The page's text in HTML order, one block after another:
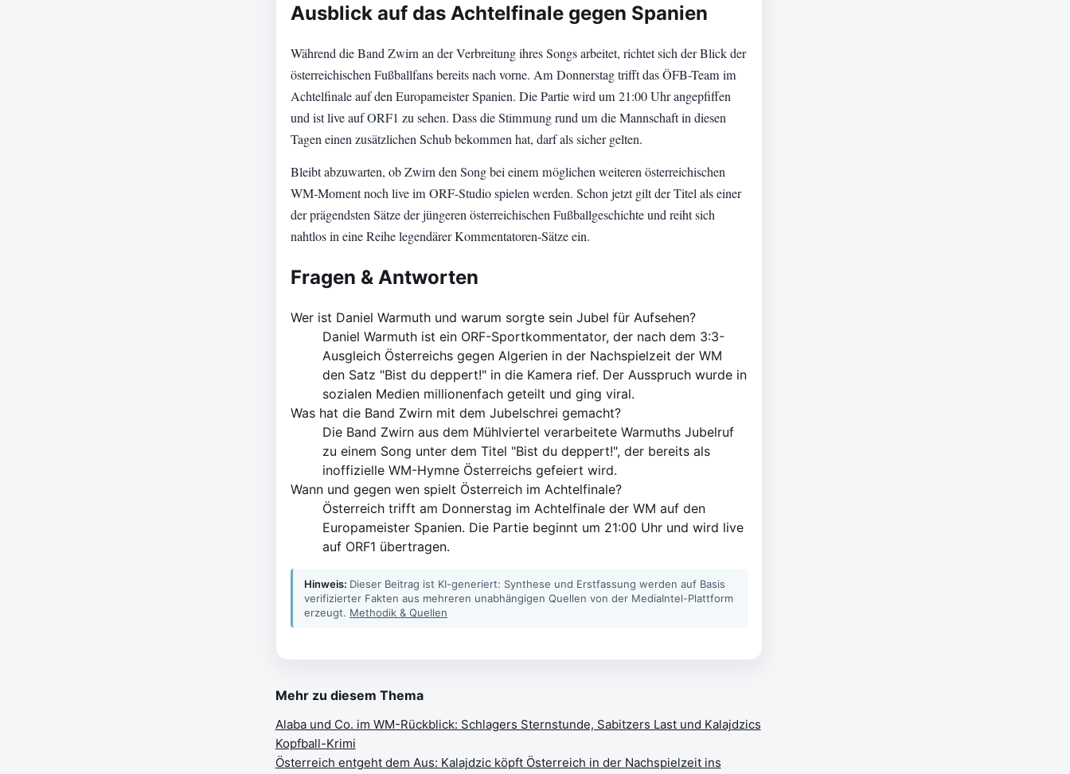
Ausblick auf das Achtelfinale gegen Spanien
Während die Band Zwirn an der Verbreitung ihres Songs arbeitet, richtet sich der Blick der
österreichischen Fußballfans bereits nach vorne. Am Donnerstag trifft das ÖFB-Team im
Achtelfinale auf den Europameister Spanien. Die Partie wird um 21:00 Uhr angepfiffen
und ist live auf ORF1 zu sehen. Dass die Stimmung rund um die Mannschaft in diesen
Tagen einen zusätzlichen Schub bekommen hat, darf als sicher gelten.
Bleibt abzuwarten, ob Zwirn den Song bei einem möglichen weiteren österreichischen
WM-Moment noch live im ORF-Studio spielen werden. Schon jetzt gilt der Titel als einer
der prägendsten Sätze der jüngeren österreichischen Fußballgeschichte und reiht sich
nahtlos in eine Reihe legendärer Kommentatoren-Sätze ein.
Fragen & Antworten
Wer ist Daniel Warmuth und warum sorgte sein Jubel für Aufsehen?
Daniel Warmuth ist ein ORF-Sportkommentator, der nach dem 3:3-
Ausgleich Österreichs gegen Algerien in der Nachspielzeit der WM
den Satz "Bist du deppert!" in die Kamera rief. Der Ausspruch wurde in
sozialen Medien millionenfach geteilt und ging viral.
Was hat die Band Zwirn mit dem Jubelschrei gemacht?
Die Band Zwirn aus dem Mühlviertel verarbeitete Warmuths Jubelruf
zu einem Song unter dem Titel "Bist du deppert!", der bereits als
inoffizielle WM-Hymne Österreichs gefeiert wird.
Wann und gegen wen spielt Österreich im Achtelfinale?
Österreich trifft am Donnerstag im Achtelfinale der WM auf den
Europameister Spanien. Die Partie beginnt um 21:00 Uhr und wird live
auf ORF1 übertragen.
Hinweis: Dieser Beitrag ist KI-generiert: Synthese und Erstfassung werden auf Basis
verifizierter Fakten aus mehreren unabhängigen Quellen von der MediaIntel-Plattform
erzeugt. Methodik & Quellen
Mehr zu diesem Thema
Alaba und Co. im WM-Rückblick: Schlagers Sternstunde, Sabitzers Last und Kalajdzics
Kopfball-Krimi
Österreich entgeht dem Aus: Kalajdzic köpft Österreich in der Nachspielzeit ins